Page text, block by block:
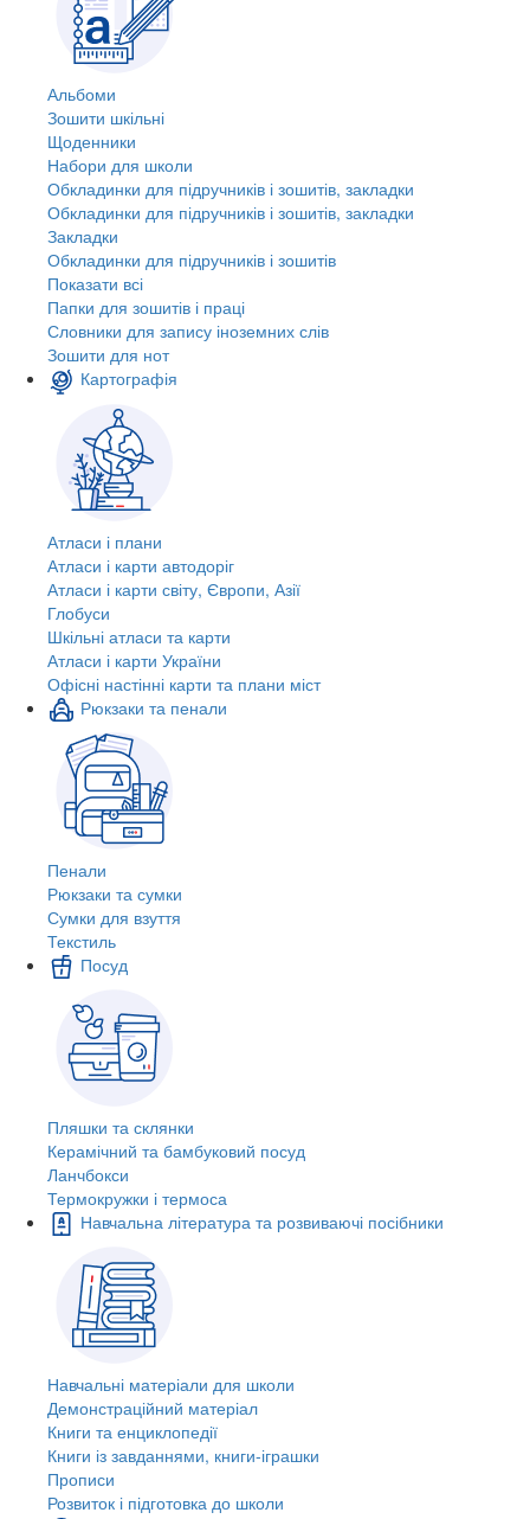
Альбоми
Зошити шкільні
Щоденники
Набори для школи
Обкладинки для підручників і зошитів, закладки
Обкладинки для підручників і зошитів, закладки
Закладки
Обкладинки для підручників і зошитів
Показати всі
Папки для зошитів і праці
Словники для запису іноземних слів
Зошити для нот
Картографія
Атласи і плани
Атласи і карти автодоріг
Атласи і карти світу, Європи, Азії
Глобуси
Шкільні атласи та карти
Атласи і карти України
Офісні настінні карти та плани міст
Рюкзаки та пенали
Пенали
Рюкзаки та сумки
Сумки для взуття
Текстиль
Посуд
Пляшки та склянки
Керамічний та бамбуковий посуд
Ланчбокси
Термокружки і термоса
Навчальна література та розвиваючі посібники
Навчальні матеріали для школи
Демонстраційний матеріал
Книги та енциклопедії
Книги із завданнями, книги-іграшки
Прописи
Розвиток і підготовка до школи